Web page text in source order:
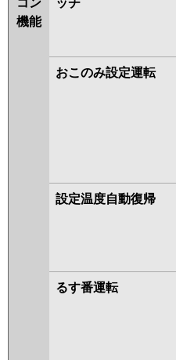
機能
おこのみ設定運転
設定温度自動復帰
るす番運転